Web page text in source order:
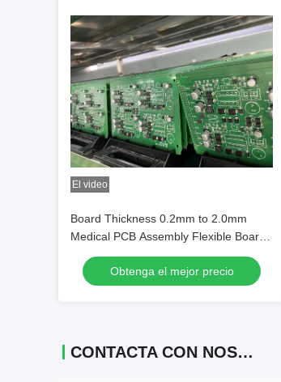
El video
Board Thickness 0.2mm to 2.0mm
Medical PCB Assembly Flexible Board
Type Precision Medical Electronics
Assembly Services
Obtenga el mejor precio
CONTACTA CON NOSOTROS